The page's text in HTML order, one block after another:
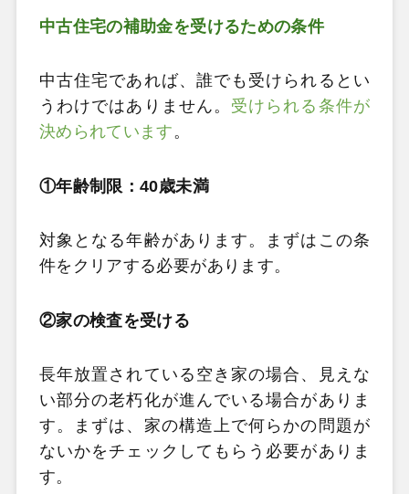
中古住宅の補助金を受けるための条件
中古住宅であれば、誰でも受けられるとい
うわけではありません。 受けられる条件が
決められています。
①年齢制限：40歳未満
対象となる年齢があります。まずはこの条
件をクリアする必要があります。
②家の検査を受ける
長年放置されている空き家の場合、見えな
い部分の老朽化が進んでいる場合がありま
す。まずは、家の構造上で何らかの問題が
ないかをチェックしてもらう必要がありま
す。